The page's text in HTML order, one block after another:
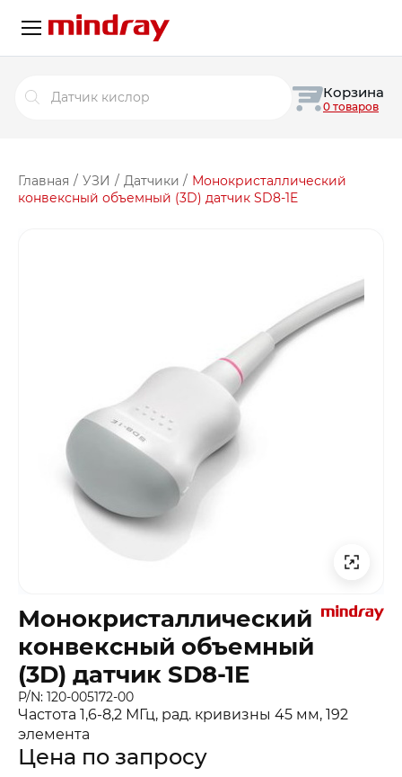
товаров
Корзина
0 товаров
Главная / УЗИ / Датчики / Монокристаллический
конвексный объемный (3D) датчик SD8-1E
Монокристаллический
конвексный объемный
(3D) датчик SD8-1E
P/N: 120-005172-00
Частота 1,6-8,2 МГц, рад. кривизны 45 мм, 192
элемента
Цена по запросу